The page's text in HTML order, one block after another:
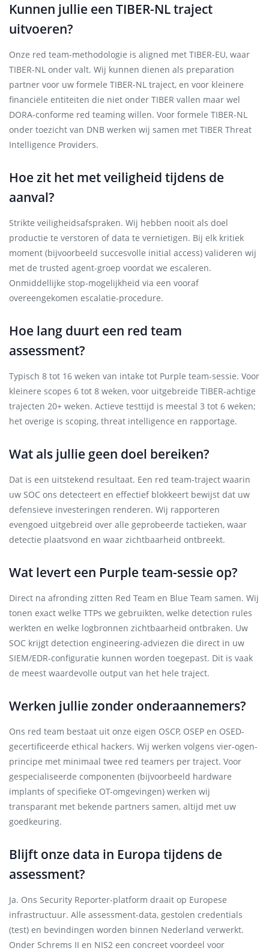
Kunnen jullie een TIBER-NL traject
uitvoeren?
Onze red team-methodologie is aligned met TIBER-EU, waar
TIBER-NL onder valt. Wij kunnen dienen als preparation
partner voor uw formele TIBER-NL traject, en voor kleinere
financiële entiteiten die niet onder TIBER vallen maar wel
DORA-conforme red teaming willen. Voor formele TIBER-NL
onder toezicht van DNB werken wij samen met TIBER Threat
Intelligence Providers.
Hoe zit het met veiligheid tijdens de
aanval?
Strikte veiligheidsafspraken. Wij hebben nooit als doel
productie te verstoren of data te vernietigen. Bij elk kritiek
moment (bijvoorbeeld succesvolle initial access) valideren wij
met de trusted agent-groep voordat we escaleren.
Onmiddellijke stop-mogelijkheid via een vooraf
overeengekomen escalatie-procedure.
Hoe lang duurt een red team
assessment?
Typisch 8 tot 16 weken van intake tot Purple team-sessie. Voor
kleinere scopes 6 tot 8 weken, voor uitgebreide TIBER-achtige
trajecten 20+ weken. Actieve testtijd is meestal 3 tot 6 weken;
het overige is scoping, threat intelligence en rapportage.
Wat als jullie geen doel bereiken?
Dat is een uitstekend resultaat. Een red team-traject waarin
uw SOC ons detecteert en effectief blokkeert bewijst dat uw
defensieve investeringen renderen. Wij rapporteren
evengoed uitgebreid over alle geprobeerde tactieken, waar
detectie plaatsvond en waar zichtbaarheid ontbreekt.
Wat levert een Purple team-sessie op?
Direct na afronding zitten Red Team en Blue Team samen. Wij
tonen exact welke TTPs we gebruikten, welke detection rules
werkten en welke logbronnen zichtbaarheid ontbraken. Uw
SOC krijgt detection engineering-adviezen die direct in uw
SIEM/EDR-configuratie kunnen worden toegepast. Dit is vaak
de meest waardevolle output van het hele traject.
Werken jullie zonder onderaannemers?
Ons red team bestaat uit onze eigen OSCP, OSEP en OSED-
gecertificeerde ethical hackers. Wij werken volgens vier-ogen-
principe met minimaal twee red teamers per traject. Voor
gespecialiseerde componenten (bijvoorbeeld hardware
implants of specifieke OT-omgevingen) werken wij
transparant met bekende partners samen, altijd met uw
goedkeuring.
Blijft onze data in Europa tijdens de
assessment?
Ja. Ons Security Reporter-platform draait op Europese
infrastructuur. Alle assessment-data, gestolen credentials
(test) en bevindingen worden binnen Nederland verwerkt.
Onder Schrems II en NIS2 een concreet voordeel voor